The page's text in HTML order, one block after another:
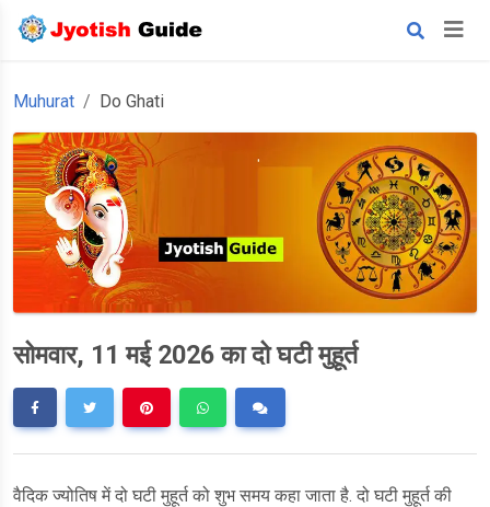
Muhurat Do Ghati
सोमवार, 11 मई 2026 का दो घटी मुहूर्त
वैदिक ज्योतिष में दो घटी मुहूर्त को शुभ समय कहा जाता है. दो घटी मुहूर्त की